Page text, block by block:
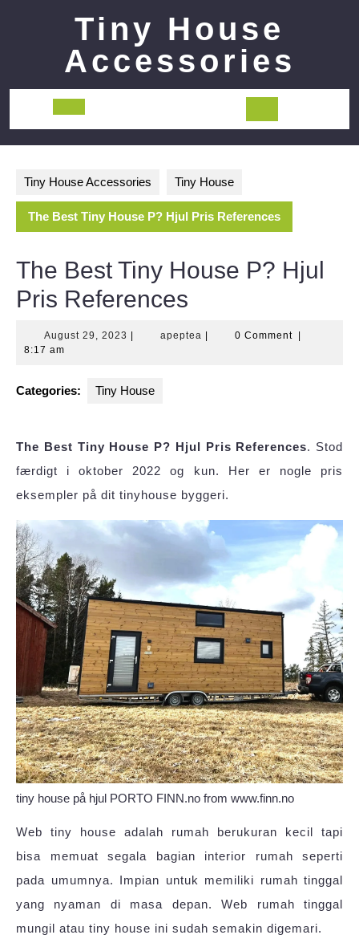
Tiny House
Accessories
Open
Tiny House Accessories Tiny House
The Best Tiny House P? Hjul Pris References
The Best Tiny House P? Hjul
Pris References
August 29, 2023 Augustapeptea apeptea0 Comment
8:17 am
Categories: Tiny House
The Best Tiny House P? Hjul Pris References. Stod
færdigt i oktober 2022 og kun. Her er nogle pris
eksempler på dit tinyhouse byggeri.
tiny house på hjul PORTO FINN.no from www.finn.no
Web tiny house adalah rumah berukuran kecil tapi
bisa memuat segala bagian interior rumah seperti
pada umumnya. Impian untuk memiliki rumah tinggal
yang nyaman di masa depan. Web rumah tinggal
mungil atau tiny house ini sudah semakin digemari.